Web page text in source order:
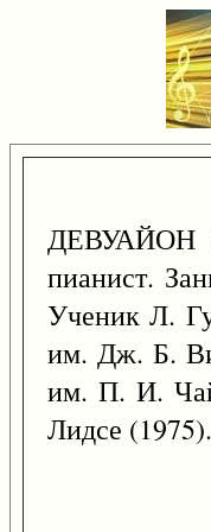
ДЕВУАЙОН
пианист.
Ученик Л.
им. Дж. Б.
им. П. И.
Лидсе